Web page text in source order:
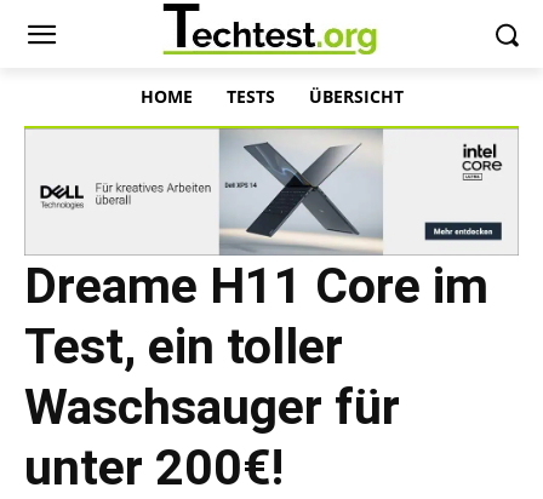
HOME TESTS ÜBERSICHT
Dreame H11 Core im
Test, ein toller
Waschsauger für
unter 200€!